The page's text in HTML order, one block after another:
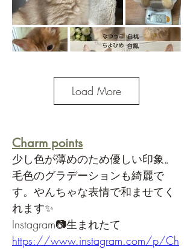
Load More
Charm points
少し色が薄めのため優しい印象。
毛色のグラデーションも綺麗で
す。やんちゃな表情で和ませてく
れます✨
Instagram📷生まれたて
https://www.instagram.com/p/Ch